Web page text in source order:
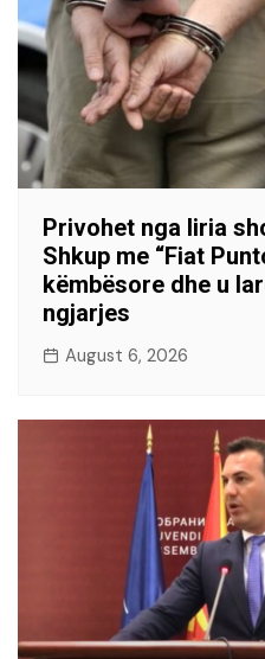
Privohet nga liria
Shkup me “Fiat
këmbësore dhe u
ngjarjes
August 6, 2026